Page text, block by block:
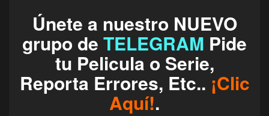
Únete a nuestro NUEVO
grupo de TELEGRAM Pide
tu Pelicula o Serie,
Reporta Errores, Etc.. ¡Clic
Aquí!.